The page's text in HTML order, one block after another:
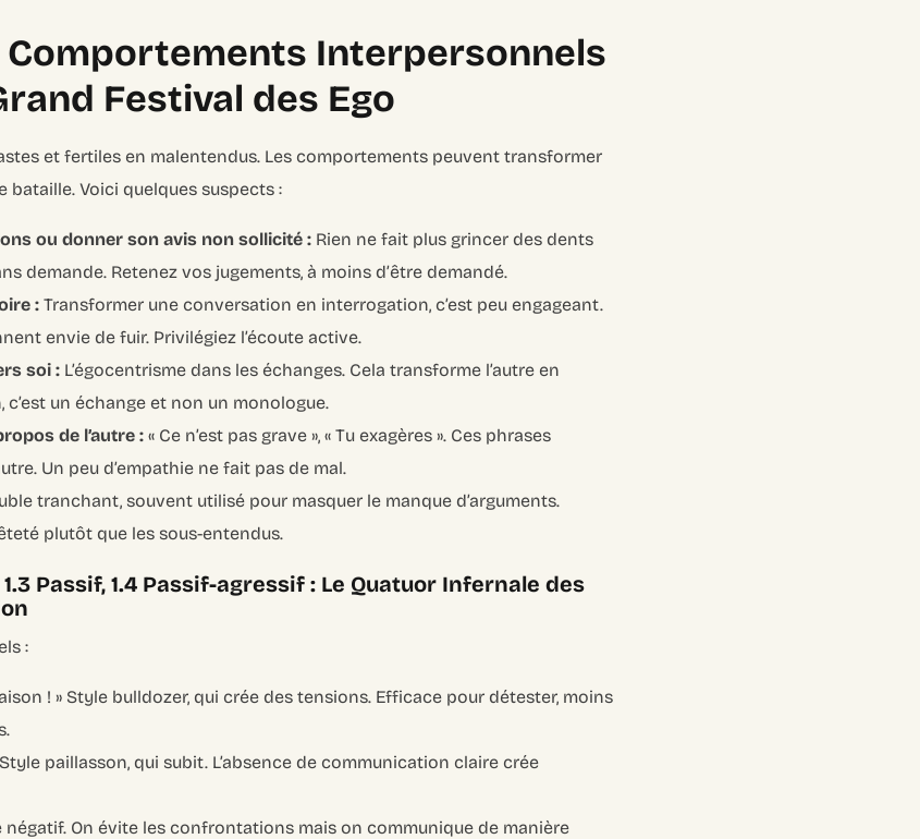
Comportements Interpersonnels
Festival des Ego
et fertiles en malentendus. Les comportements peuvent transformer
Voici quelques suspects :
ou donner son avis non sollicité : Rien ne fait plus grincer des dents
demande. Retenez vos jugements, à moins d’être demandé.
: Transformer une conversation en interrogation, c’est peu engageant.
envie de fuir. Privilégiez l’écoute active.
soi : L’égocentrisme dans les échanges. Cela transforme l’autre en
un échange et non un monologue.
de l’autre : « Ce n’est pas grave », « Tu exagères ». Ces phrases
Un peu d’empathie ne fait pas de mal.
tranchant, souvent utilisé pour masquer le manque d’arguments.
plutôt que les sous-entendus.
1.3 Passif, 1.4 Passif-agressif : Le Quatuor Infernale des
:
! » Style bulldozer, qui crée des tensions. Efficace pour détester, moins
paillasson, qui subit. L’absence de communication claire crée
négatif. On évite les confrontations mais on communique de manière